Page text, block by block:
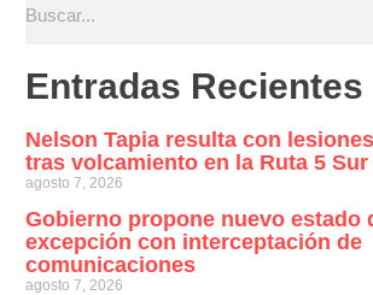
Entradas Recientes
Nelson Tapia resulta con
tras volcamiento en la Ruta 5 Sur
agosto 7, 2026
Gobierno propone nuevo estado
excepción con interceptación de
comunicaciones
agosto 7, 2026